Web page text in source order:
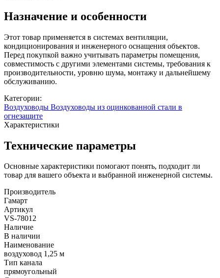
Назначение и особенности
Этот товар применяется в системах вентиляции,
кондиционирования и инженерного оснащения объектов.
Перед покупкой важно учитывать параметры помещения,
совместимость с другими элементами системы, требования к
производительности, уровню шума, монтажу и дальнейшему
обслуживанию.
Категории:
Воздуховоды Воздуховоды из оцинкованной стали в
огнезащите
Характеристики
Технические параметры
Основные характеристики помогают понять, подходит ли
товар для вашего объекта и выбранной инженерной системы.
Производитель
Гамарт
Артикул
VS-78012
Наличие
В наличии
Наименование
воздуховод 1,25 м
Тип канала
прямоугольный